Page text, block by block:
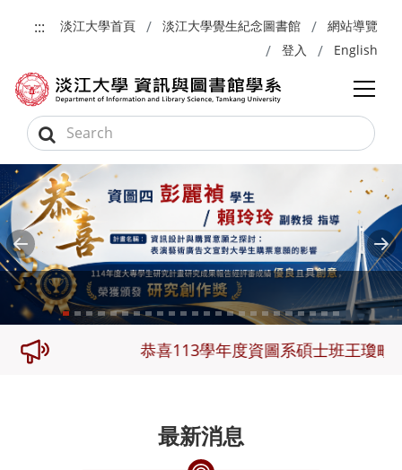
:::
淡江大學首頁 淡江大學覺生紀念圖書館
網站導覽
登入
English
Previous
恭喜113學年度資圖系碩士班王瓊畦及
最新消息